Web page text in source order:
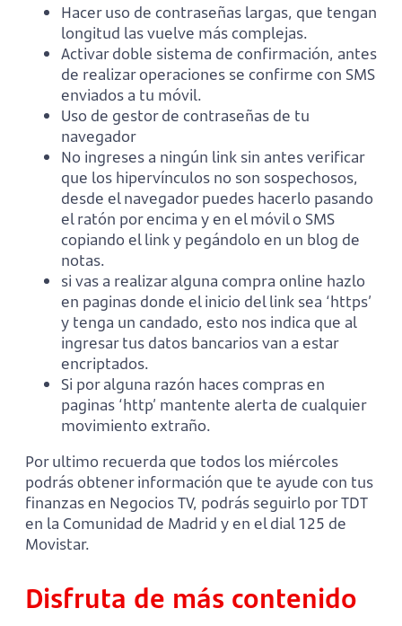
Hacer uso de contraseñas largas, que tengan
longitud las vuelve más complejas.
Activar doble sistema de confirmación, antes
de realizar operaciones se confirme con SMS
enviados a tu móvil.
Uso de gestor de contraseñas de tu
navegador
No ingreses a ningún link sin antes verificar
que los hipervínculos no son sospechosos,
desde el navegador puedes hacerlo pasando
el ratón por encima y en el móvil o SMS
copiando el link y pegándolo en un blog de
notas.
si vas a realizar alguna compra online hazlo
en paginas donde el inicio del link sea ‘https’
y tenga un candado, esto nos indica que al
ingresar tus datos bancarios van a estar
encriptados.
Si por alguna razón haces compras en
paginas ‘http’ mantente alerta de cualquier
movimiento extraño.
Por ultimo recuerda que todos los miércoles
podrás obtener información que te ayude con tus
finanzas en Negocios TV, podrás seguirlo por TDT
en la Comunidad de Madrid y en el dial 125 de
Movistar.
Disfruta de más contenido